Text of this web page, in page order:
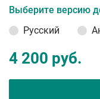
Выберите версию
Русский
4 200 руб.